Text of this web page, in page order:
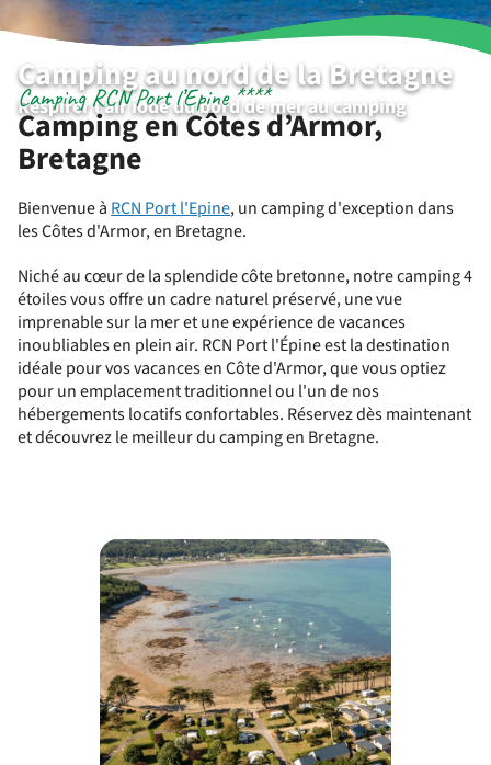
Camping au nord de la Bretagne
Respirer l’air iodé du bord de mer au camping
Camping en Côtes d’Armor,
Bretagne
Camping RCN Port l’Epine ****
Bienvenue à RCN Port l'Epine, un camping d'exception dans
les Côtes d'Armor, en Bretagne.
Nichéau cœur de la splendidecôte bretonne, notre camping 4
étoiles vous offre un cadre naturel préservé, une vue
imprenable sur la mer et une expérience de vacances
inoubliables en plein air. RCN Port l'Épine est la destination
idéale pour vos vacances enCôte d'Armor, que vous optiez
pour un emplacement traditionnel ou l'un de nos
hébergements locatifs confortables. Réservez dès maintenant
et découvrez le meilleur ducamping en Bretagne.